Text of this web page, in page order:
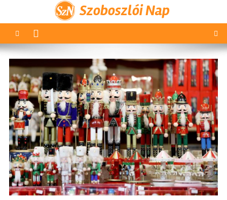
Szoboszlói Nap